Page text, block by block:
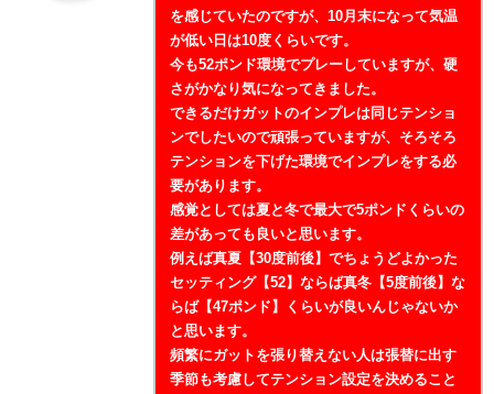
を感じていたのですが、10月末になって気温
が低い日は10度くらいです。
今も52ポンド環境でプレーしていますが、硬
さがかなり気になってきました。
できるだけガットのインプレは同じテンショ
ンでしたいので頑張っていますが、そろそろ
テンションを下げた環境でインプレをする必
要があります。
感覚としては夏と冬で最大で5ポンドくらいの
差があっても良いと思います。
例えば真夏【30度前後】でちょうどよかった
セッティング【52】ならば真冬【5度前後】な
らば【47ポンド】くらいが良いんじゃないか
と思います。
頻繁にガットを張り替えない人は張替に出す
季節も考慮してテンション設定を決めること